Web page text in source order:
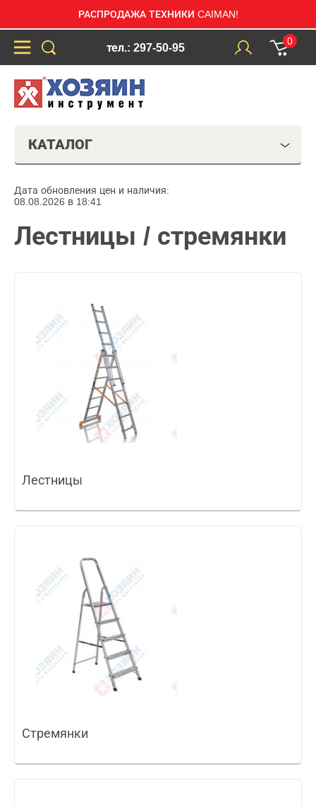
РАСПРОДАЖА ТЕХНИКИ CAIMAN!
тел.: 297-50-95
0
КАТАЛОГ
Дата обновления цен и наличия:
08.08.2026 в 18:41
Лестницы / стремянки
Лестницы
Стремянки